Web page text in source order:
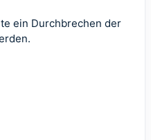
ein Durchbrechen der